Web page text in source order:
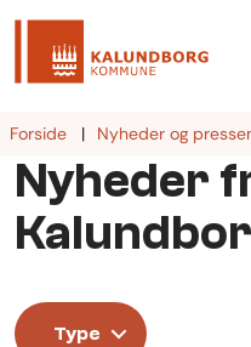
Forside Nyheder og
Nyheder
Type